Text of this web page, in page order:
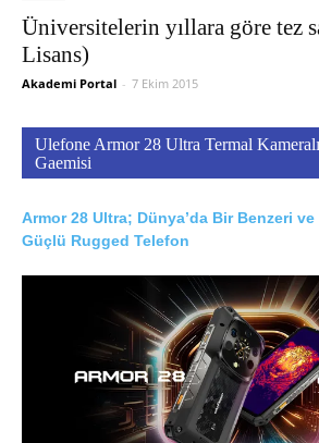
Üniversitelerin yıllara göre tez
Lisans)
Akademi Portal - 7 Ekim 2015
Ulefone Armor 28 Ultra Termal
Gaemisi
Armor 28 Ultra; Dünya’da Bir Benzeri
Güçlü Rugged Telefon